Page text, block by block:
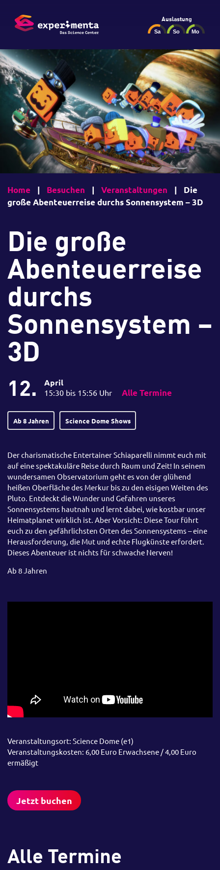
Auslastung
Home | Besuchen | Veranstaltungen |
Die
große Abenteuerreise durchs Sonnensystem – 3D
Die große
Abenteuerreise
durchs
Sonnensystem –
3D
12. April
15:30 bis 15:56 Uhr Alle Termine
Ab 8 Jahren Science Dome Shows
Der charismatische Entertainer Schiaparelli nimmt euch mit
auf eine spektakuläre Reise durch Raum und Zeit! In seinem
wundersamen Observatorium geht es von der glühend
heißen Oberfläche des Merkur bis zu den eisigen Weiten des
Pluto. Entdeckt die Wunder und Gefahren unseres
Sonnensystems hautnah und lernt dabei, wie kostbar unser
Heimatplanet wirklich ist. Aber Vorsicht: Diese Tour führt
euch zu den gefährlichsten Orten des Sonnensystems – eine
Herausforderung, die Mut und echte Flugkünste erfordert.
Dieses Abenteuer ist nichts für schwache Nerven!
Ab 8 Jahren
Veranstaltungsort: Science Dome (e1)
Veranstaltungskosten: 6,00 Euro Erwachsene / 4,00 Euro
ermäßigt
Jetzt buchen
Alle Termine